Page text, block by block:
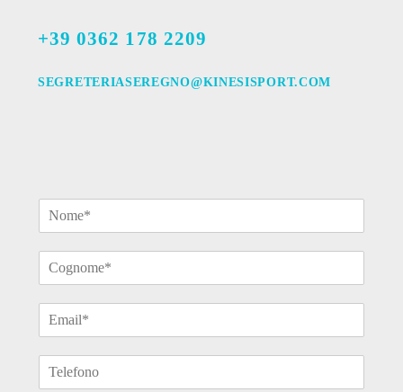
+39 0362 178 2209
SEGRETERIASEREGNO@KINESISPORT.COM